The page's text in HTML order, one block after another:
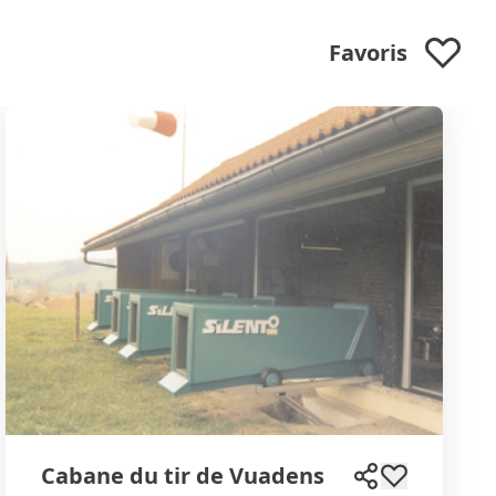
Favoris
Cabane du tir de Vuadens